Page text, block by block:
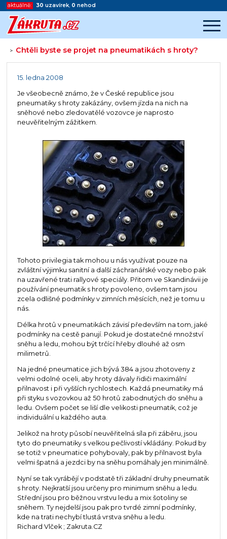
aktuálně: 30 uzavírek, 0 nehod
> Chtěli byste se projet na pneumatikách s hroty?
Začátek reklamy
15. ledna 2008
Je všeobecně známo, že v České republice jsou
pneumatiky s hroty zakázány, ovšem jízda na nich na
sněhové nebo zledovatělé vozovce je naprosto
neuvěřitelným zážitkem.
Tohoto privilegia tak mohou u nás využívat pouze na
zvláštní výjimku sanitní a další záchranářské vozy nebo pak
na uzavřené trati rallyové speciály. Přitom ve Skandinávii je
používání pneumatik s hroty povoleno, ovšem tam jsou
zcela odlišné podmínky v zimních měsících, než je tomu u
nás.
Délka hrotů v pneumatikách závisí především na tom, jaké
podmínky na cestě panují. Pokud je dostatečné množství
sněhu a ledu, mohou být trčící hřeby dlouhé až osm
milimetrů.
Na jedné pneumatice jich bývá 384 a jsou zhotoveny z
velmi odolné oceli, aby hroty dávaly řidiči maximální
přilnavost i při vyšších rychlostech. Každá pneumatiky má
při styku s vozovkou až 50 hrotů zabodnutých do sněhu a
ledu. Ovšem počet se liší dle velikosti pneumatik, což je
individuální u každého auta.
Jelikož na hroty působí neuvěřitelná síla při záběru, jsou
tyto do pneumatiky s velkou pečlivostí vkládány. Pokud by
se totiž v pneumatice pohybovaly, pak by přilnavost byla
velmi špatná a jezdci by na sněhu pomáhaly jen minimálně.
Nyní se tak vyrábějí v podstatě tři základní druhy pneumatik
s hroty. Nejkratší jsou určeny pro minimum sněhu a ledu.
Střední jsou pro běžnou vrstvu ledu a mix šotoliny se
sněhem. Ty nejdelší jsou pak pro tvrdé zimní podmínky,
kde na trati nechybí tlustá vrstva sněhu a ledu.
Richard Vlček ; Zakruta.CZ